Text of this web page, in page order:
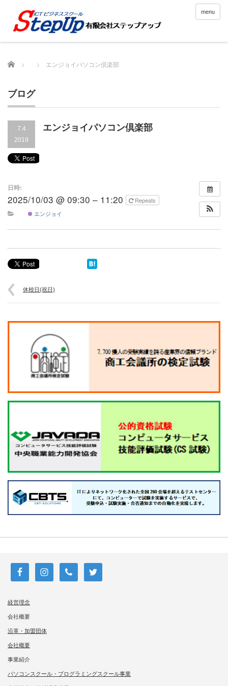
menu
Home エンジョイパソコン倶楽部
ブログ
7.4
2019
エンジョイパソコン倶楽部
日時:
2025/10/03 @ 09:30 – 11:20
Repeats
エンジョイ
休校日(祝日)
経営理念
会社概要
沿革・加盟団体
会社概要
事業紹介
パソコンスクール・プログラミングスクール事業